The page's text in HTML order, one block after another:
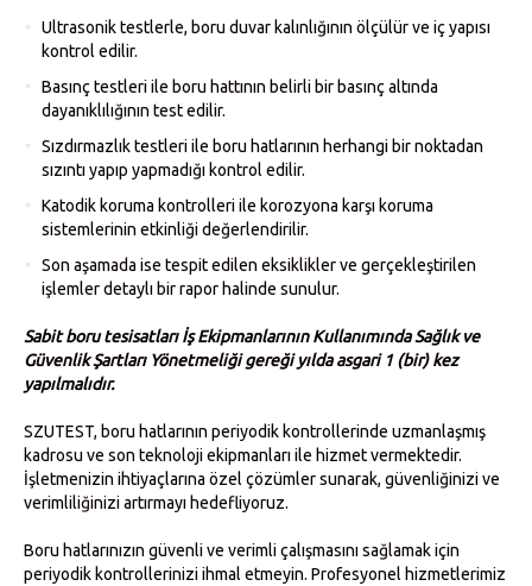
Ultrasonik testlerle, boru duvar kalınlığının ölçülür ve iç yapısı
kontrol edilir.
Basınç testleri ile boru hattının belirli bir basınç altında
dayanıklılığının test edilir.
Sızdırmazlık testleri ile boru hatlarının herhangi bir noktadan
sızıntı yapıp yapmadığı kontrol edilir.
Katodik koruma kontrolleri ile korozyona karşı koruma
sistemlerinin etkinliği değerlendirilir.
Son aşamada ise tespit edilen eksiklikler ve gerçekleştirilen
işlemler detaylı bir rapor halinde sunulur.
Sabit boru tesisatları İş Ekipmanlarının Kullanımında Sağlık ve
Güvenlik Şartları Yönetmeliği gereği yılda asgari 1 (bir) kez
yapılmalıdır.
SZUTEST, boru hatlarının periyodik kontrollerinde uzmanlaşmış
kadrosu ve son teknoloji ekipmanları ile hizmet vermektedir.
İşletmenizin ihtiyaçlarına özel çözümler sunarak, güvenliğinizi ve
verimliliğinizi artırmayı hedefliyoruz.
Boru hatlarınızın güvenli ve verimli çalışmasını sağlamak için
periyodik kontrollerinizi ihmal etmeyin. Profesyonel hizmetlerimiz